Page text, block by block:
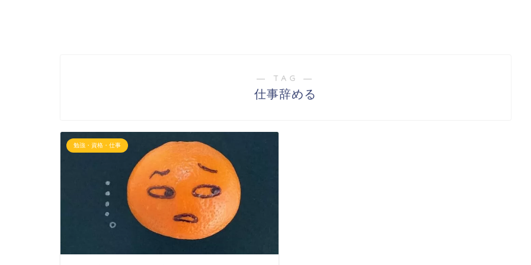
― TAG ―
仕事辞める
勉強・資格・仕事